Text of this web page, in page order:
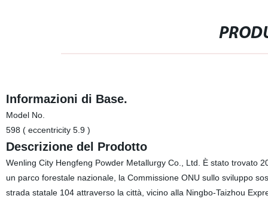
Informazioni di Base.
Model No.
598 ( eccentricity 5.9 )
Descrizione del Prodotto
Wenling City Hengfeng Powder Metallurgy Co., Ltd. È stato trovato
un parco forestale nazionale, la Commissione ONU sullo sviluppo
strada statale 104 attraverso la città, vicino alla Ningbo-Taizhou